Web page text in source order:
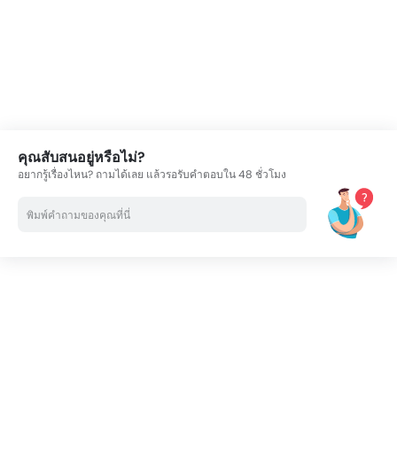
คุณสับสนอยู่หรือไม่?
อยากรู้เรื่องไหน? ถามได้เลย แล้วรอรับคำตอบใน 48 ชั่วโมง